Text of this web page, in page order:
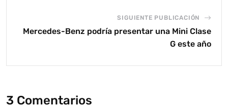
SIGUIENTE PUBLICACIÓN
Mercedes-Benz podría presentar una Mini Clase
G este año
3 Comentarios